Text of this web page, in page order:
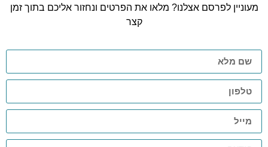
מעוניין לפרסם אצלנו? מלאו את הפרטים ונחזור אליכם בתוך זמן
קצר